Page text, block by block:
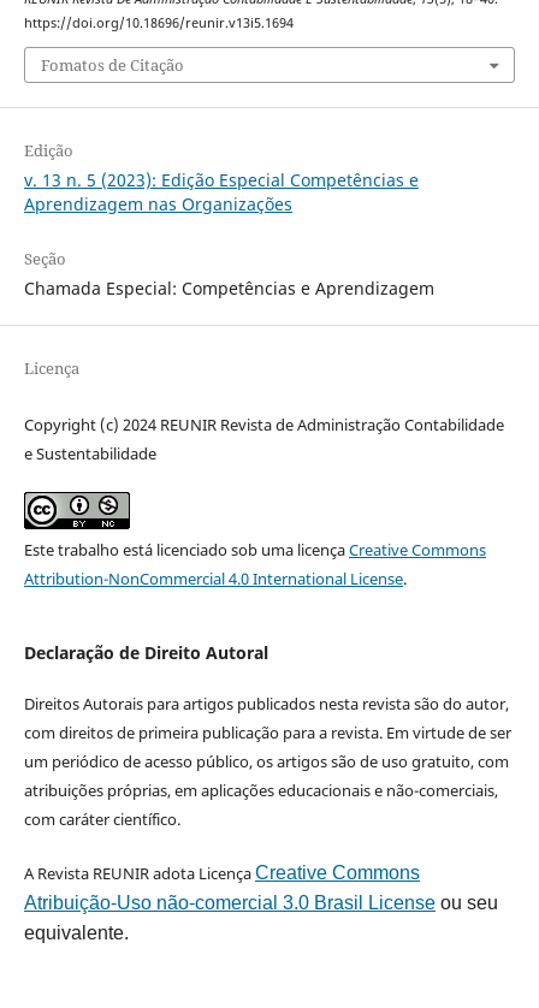
https://doi.org/10.18696/reunir.v13i5.1694
Fomatos de Citação
Edição
v. 13 n. 5 (2023): Edição Especial Competências e
Aprendizagem nas Organizações
Seção
Chamada Especial: Competências e Aprendizagem
Licença
Copyright (c) 2024 REUNIR Revista de Administração Contabilidade
e Sustentabilidade
Este trabalho está licenciado sob uma licençaCreative Commons
Attribution-NonCommercial 4.0 International License.
Declaração de Direito Autoral
Direitos Autorais para artigos publicados nesta revista são do autor,
com direitos de primeira publicação para a revista. Em virtude de ser
um periódico de acesso público, os artigos são de uso gratuito, com
atribuições próprias, em aplicações educacionais e não-comerciais,
com caráter científico.
A Revista REUNIR adota LicençaCreative Commons
Atribuição-Uso não-comercial 3.0 Brasil Licenseou seu
equivalente.